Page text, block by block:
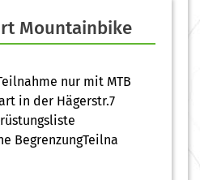
Mountainbike
nur mit MTB
in der Hägerstr.7
BegrenzungTeilna